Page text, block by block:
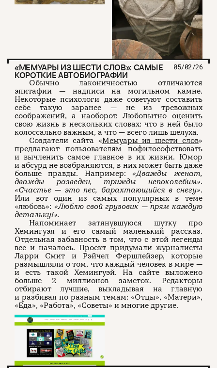
«МЕМУАРЫ ИЗ ШЕСТИ СЛОВ»: САМЫЕ
КОРОТКИЕ АВТОБИОГРАФИИ
05/02/26
Обычно лаконичностью отличаются
эпитафии — надписи на могильном камне.
Некоторые психологи даже советуют составить
себе такую заранее — не из тревожных
соображений, а наоборот. Любопытно оценить
свою жизнь в нескольких словах: что в ней было
колоссально важным, а что — всего лишь шелуха.
Создатели сайта «Мемуары из шести слов»
предлагают пользователям пофилософствовать
и вычленить самое главное в их жизни. Юмор
и абсурд не возбраняются, в них может быть даже
больше правды. Например: «Дважды женат,
дважды разведен, трижды непоколебим».
«Счастье — это пес, барахтающийся в снегу».
Или вот один из самых популярных в теме
«любовь»: «Люблю свой грузовик — прям каждую
детальку!».
Напоминает затянувшуюся шутку про
Хемингуэя и его самый маленький рассказ.
Отдельная забавность в том, что с этой легенды
все и началось. Проект придумали журналисты
Ларри Смит и Рэйчел Фершлейзер, которые
размышляли о том, что каждый человек в мире —
и есть такой Хемингуэй. На сайте выложено
больше 2 миллионов заметок. Редакторы
отбирают лучшие, выкладывая на главную
и разбивая по разным темам: «Отцы», «Матери»,
«Еда», «Работа», «Советы» и многие другие.